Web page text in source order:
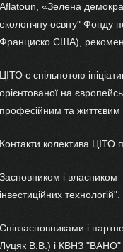
Aflatoun, «Зелена
екологічну освіту"
Франциско США),
ЦІТО є спільнотою
орієнтованої на
професійним та життєвим
Контакти колектива ЦІТО
Заcновником і власником
інвестиційних
Співзасновниками і
Луцяк В.В.) і КВНЗ "ВАНО"